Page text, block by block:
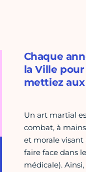
Chaque
la Ville
mettiez
Un art martial
combat, à
et morale visant
faire face dans
médicale).